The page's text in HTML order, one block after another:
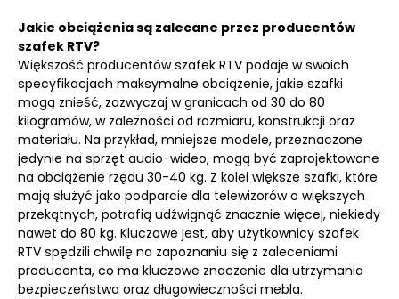
Jakie obciążenia są zalecane przez producentów
szafek RTV?
Większość producentów szafek RTV podaje w swoich
specyfikacjach maksymalne obciążenie, jakie szafki
mogą znieść, zazwyczaj w granicach od 30 do 80
kilogramów, w zależności od rozmiaru, konstrukcji oraz
materiału. Na przykład, mniejsze modele, przeznaczone
jedynie na sprzęt audio-wideo, mogą być zaprojektowane
na obciążenie rzędu 30-40 kg. Z kolei większe szafki, które
mają służyć jako podparcie dla telewizorów o większych
przekątnych, potrafią udźwignąć znacznie więcej, niekiedy
nawet do 80 kg. Kluczowe jest, aby użytkownicy szafek
RTV spędzili chwilę na zapoznaniu się z zaleceniami
producenta, co ma kluczowe znaczenie dla utrzymania
bezpieczeństwa oraz długowieczności mebla.